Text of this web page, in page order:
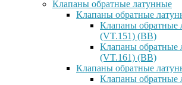
Клапаны обратные латунные
Клапаны обратные
Клапаны обратные
(VT.151) (ВВ)
Клапаны обратные
(VT.161) (ВВ)
Клапаны обратные
Клапаны обратные